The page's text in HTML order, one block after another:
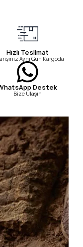
Hızlı Teslimat
Aynı Gün Kargoda
Destek
Bize Ulaşın